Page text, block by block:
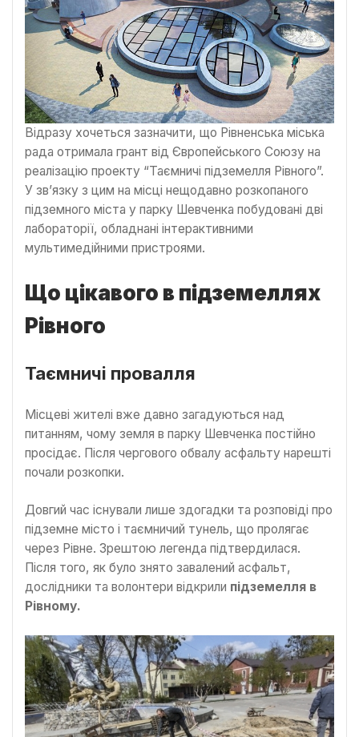
Відразу хочеться зазначити, що Рівненська міська
рада отримала грант від Європейського Союзу на
реалізацію проекту “Таємничі підземелля Рівного”.
У зв’язку з цим на місці нещодавно розкопаного
підземного міста у парку Шевченка побудовані дві
лабораторії, обладнані інтерактивними
мультимедійними пристроями.
Що цікавого в підземеллях
Рівного
Таємничі провалля
Місцеві жителі вже давно загадуються над
питанням, чому земля в парку Шевченка постійно
просідає. Після чергового обвалу асфальту нарешті
почали розкопки.
Довгий час існували лише здогадки та розповіді про
підземне місто і таємничий тунель, що пролягає
через Рівне. Зрештою легенда підтвердилася.
Після того, як було знято завалений асфальт,
дослідники та волонтери відкрили підземелля в
Рівному.